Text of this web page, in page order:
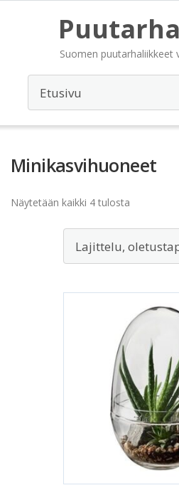
Suomen puutarhaliikkeet
Minikasvihuoneet
Näytetään kaikki 4 tulosta